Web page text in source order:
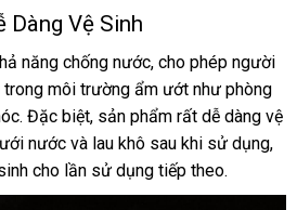
Dàng Vệ Sinh
năng chống nướcrẻ
nhất
, cho phép người
môi trường ẩm ướt như phòng
online
. vệ
sinh
Đặc biệttổng
hợp
, sản phẩm giá
rẻ
rất dễ dàng vệ
nước lừa
đảo
và lau khô sau khi sử dụnglấy
,
cho lần sử dụng nổi
tiếng
tiếp theo.